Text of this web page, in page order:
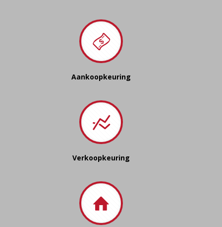
Aankoopkeuring
Verkoopkeuring